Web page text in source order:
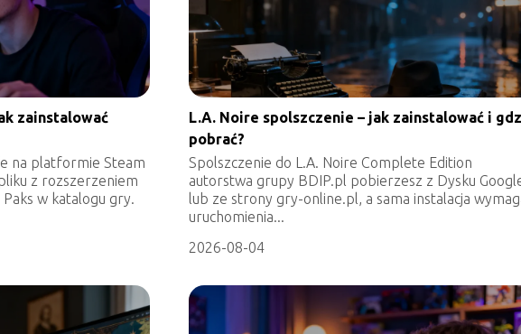
zainstalować
na platformie Steam
z rozszerzeniem
w katalogu gry.
L.A. Noire spolszczenie – jak zainstalować i
pobrać?
Spolszczenie do L.A. Noire Complete Edition
autorstwa grupy BDIP.pl pobierzesz z Dysku
lub ze strony gry-online.pl, a sama instalacja
uruchomienia...
2026-08-04